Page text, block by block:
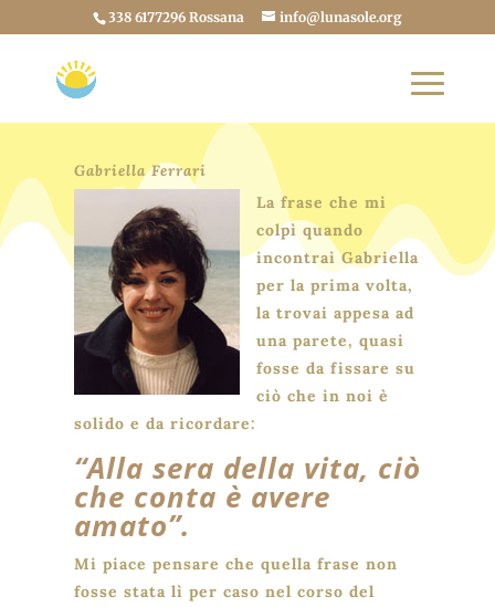
338 6177296 Rossana info@lunasole.org
Gabriella Ferrari
La frase che mi
colpì quando
incontrai Gabriella
per la prima volta,
la trovai appesa ad
una parete, quasi
fosse da fissare su
ciò che in noi è
solido e da ricordare:
“Alla sera della vita, ciò
che conta è avere
amato”.
Mi piace pensare che quella frase non
fosse stata lì per caso nel corso del